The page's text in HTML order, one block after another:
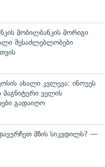
მობილბანკის მორიგი
შესაძლებლობები
ახალი კვლევა: ინოუეს
მაგნიტური ველის
გადაიღო
მზის სიკვდილს? —